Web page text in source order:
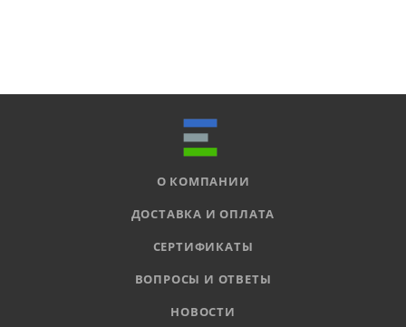
О КОМПАНИИ
ДОСТАВКА И ОПЛАТА
СЕРТИФИКАТЫ
ВОПРОСЫ И ОТВЕТЫ
НОВОСТИ